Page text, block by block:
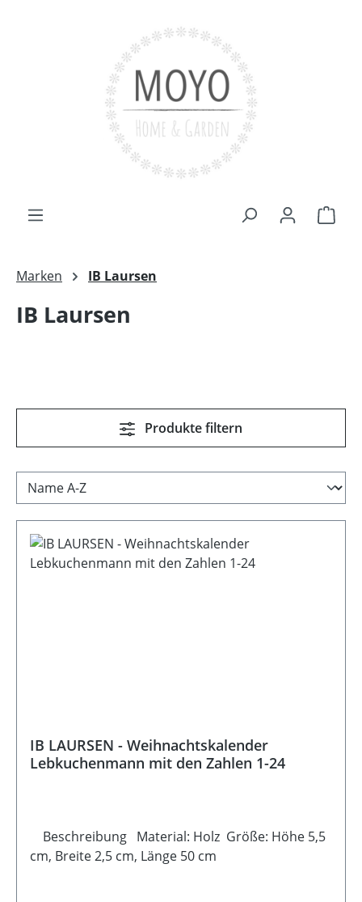
Marken IB Laursen
IB Laursen
Produkte filtern
IB LAURSEN - Weihnachtskalender
Lebkuchenmann mit den Zahlen 1-24
Beschreibung Material: Holz Größe: Höhe 5,5
cm, Breite 2,5 cm, Länge 50 cm